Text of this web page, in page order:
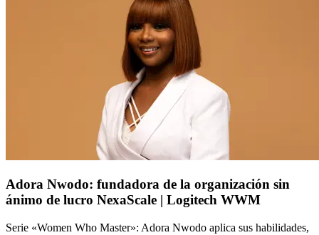
Adora Nwodo: fundadora de la organización sin
ánimo de lucro NexaScale | Logitech WWM
Serie «Women Who Master»: Adora Nwodo aplica sus habilidades,